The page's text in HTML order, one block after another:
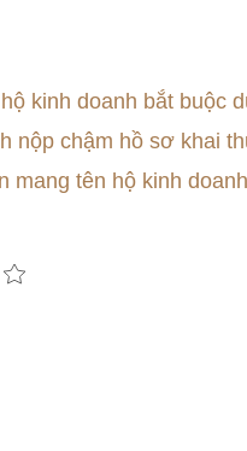
kinh doanh bắt buộc
nộp chậm hồ sơ khai
mang tên hộ kinh